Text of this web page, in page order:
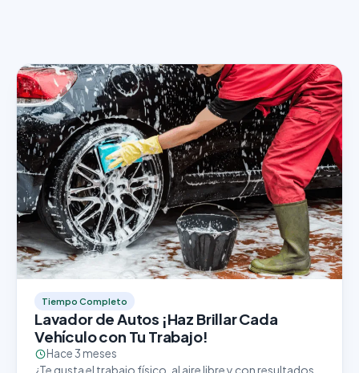
Tiempo Completo
Lavador de Autos ¡Haz Brillar Cada
Vehículo con Tu Trabajo!
Hace 3 meses
¿Te gusta el trabajo físico, al aire libre y con resultados